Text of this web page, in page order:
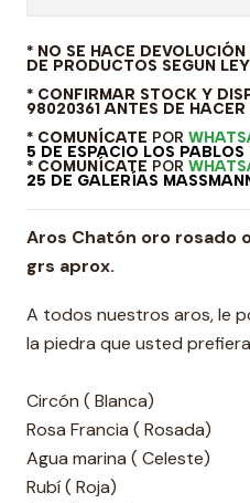
* NO SE HACE
DE PRODUCTOS SEGUN
* CONFIRMAR STOCK Y
98020361 ANTES DE HACER
* COMUNÍCATE POR
5 DE ESPACIO LOS PABLOS
* COMUNÍCATE POR
25 DE GALERÍAS
Aros Chatón oro rosado
grs aprox.
A todos nuestros aros, le
la piedra que usted
Circón ( Blanca)
Rosa Francia ( Rosada)
Agua marina ( Celeste)
Rubí ( Roja)